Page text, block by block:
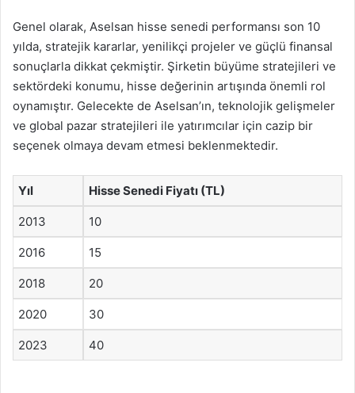
Genel olarak, Aselsan hisse senedi performansı son 10
yılda, stratejik kararlar, yenilikçi projeler ve güçlü finansal
sonuçlarla dikkat çekmiştir. Şirketin büyüme stratejileri ve
sektördeki konumu, hisse değerinin artışında önemli rol
oynamıştır. Gelecekte de Aselsan’ın, teknolojik gelişmeler
ve global pazar stratejileri ile yatırımcılar için cazip bir
seçenek olmaya devam etmesi beklenmektedir.
Yıl Hisse Senedi Fiyatı (TL)
2013 10
2016 15
2018 20
2020 30
2023 40